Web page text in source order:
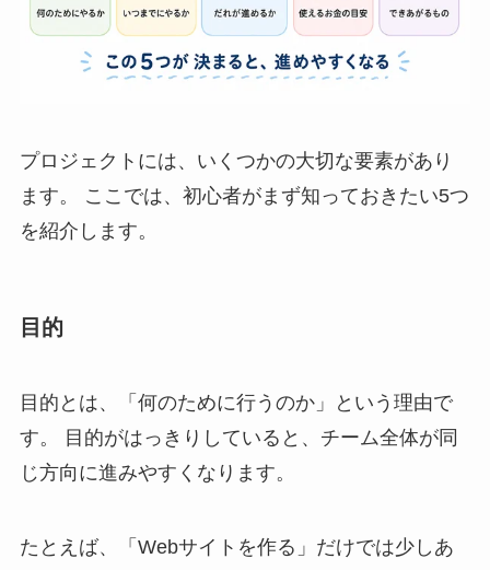
プロジェクトには、いくつかの大切な要素があり
ます。 ここでは、初心者がまず知っておきたい5つ
を紹介します。
目的
目的とは、「何のために行うのか」という理由で
す。 目的がはっきりしていると、チーム全体が同
じ方向に進みやすくなります。
たとえば、「Webサイトを作る」だけでは少しあ